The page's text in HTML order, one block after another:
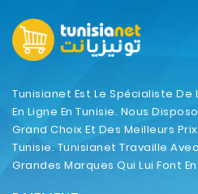
Tunisianet Est Le Spécialiste De
En Ligne En Tunisie. Nous
Grand Choix Et Des Meilleurs Prix
Tunisie. Tunisianet Travaille
Grandes Marques Qui Lui Font